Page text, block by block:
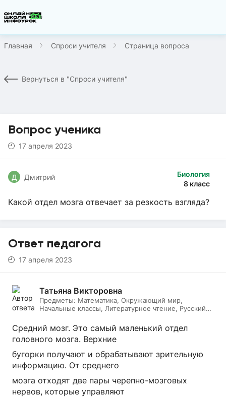
Главная Спроси учителя Страница вопроса
Вернуться в "Спроси учителя"
Вопрос ученика
17 апреля 2023
Биология
8 класс
Д Дмитрий
Какой отдел мозга отвечает за резкость взгляда?
Ответ педагога
17 апреля 2023
Татьяна Викторовна
Предметы: Математика, Окружающий мир,
Начальные классы, Литературное чтение, Русский
Средний мозг. Это самый маленький отдел
головного мозга. Верхние
бугорки получают и обрабатывают зрительную
информацию. От среднего
мозга отходят две пары черепно-мозговых
нервов, которые управляют